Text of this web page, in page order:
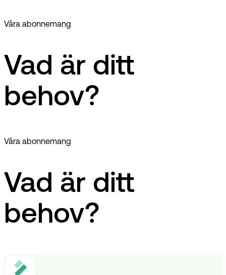
Våra abonnemang
Vad är ditt
behov?
Våra abonnemang
Vad är ditt
behov?